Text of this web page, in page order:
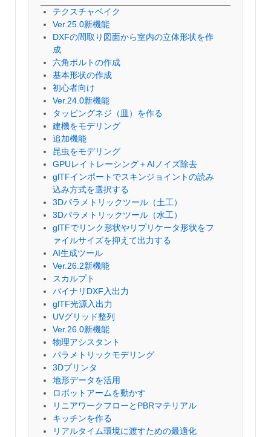
テクスチャベイク
Ver.25.0新機能
DXFの間取り図面から室内の立体形状を作
成
六角ボルトの作成
基本形状の作成
初心者向け
Ver.24.0新機能
タッピングネジ（皿）を作る
建機をモデリング
追加機能
昆虫をモデリング
GPUレイトレーシング＋AIノイズ除去
glTFインポートでスキンジョイントの読み
込み方式を選択する
3Dパラメトリックツール（土工）
3Dパラメトリックツール（水工）
glTFでリンク形状やリプリケータ形状をフ
ァイルサイズを抑えて出力する
AI生成ツール
Ver.26.2新機能
スカルプト
バイナリDXF入出力
glTF光源入出力
UVグリッド整列
Ver.26.0新機能
物理アシスタント
パラメトリックモデリング
3Dプリンタ
地形データを活用
ロボットアームを動かす
リニアワークフローとPBRマテリアル
キッチンを作る
リアルタイム環境に渡すための最適化